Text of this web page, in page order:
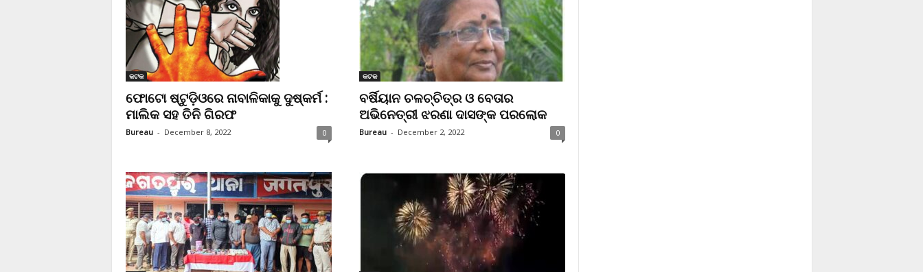
କଟକ
ଫୋଟୋ ଷ୍ଟୁଡ଼ିଓରେ ନାବାଳିକାକୁ ଦୁଷ୍କର୍ମ :
ମାଲିକ ସହ ତିନି ଗିରଫ
Bureau - December 8, 2022 0
କଟକ
ବର୍ଷିୟାନ ଚଳଚ୍ଚିତ୍ର ଓ ବେତାର
ଅଭିନେତ୍ରୀ ଝରଣା ଦାସଙ୍କ ପରଲୋକ
Bureau - December 2, 2022 0